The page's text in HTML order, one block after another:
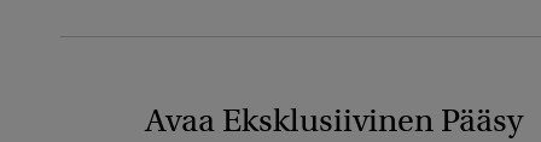
Avaa Eksklusiivinen Pääsy